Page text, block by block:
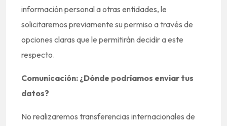
información personal a otras entidades, le
solicitaremos previamente su permiso a través de
opciones claras que le permitirán decidir a este
respecto.
Comunicación: ¿Dónde podríamos enviar tus
datos?
No realizaremos transferencias internacionales de